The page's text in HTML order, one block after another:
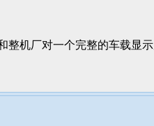
机厂对一个完整的车载显